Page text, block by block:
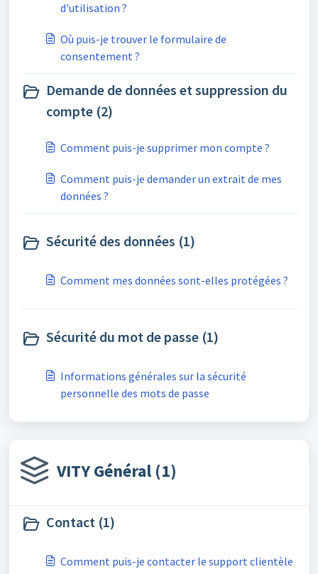
d'utilisation ?
Où puis-je trouver le formulaire de
consentement ?
Demande de données et suppression du
compte (2)
Comment puis-je supprimer mon compte ?
Comment puis-je demander un extrait de mes
données ?
Sécurité des données (1)
Comment mes données sont-elles protégées ?
Sécurité du mot de passe (1)
Informations générales sur la sécurité
personnelle des mots de passe
VITY Général (1)
Contact (1)
Comment puis-je contacter le support clientèle